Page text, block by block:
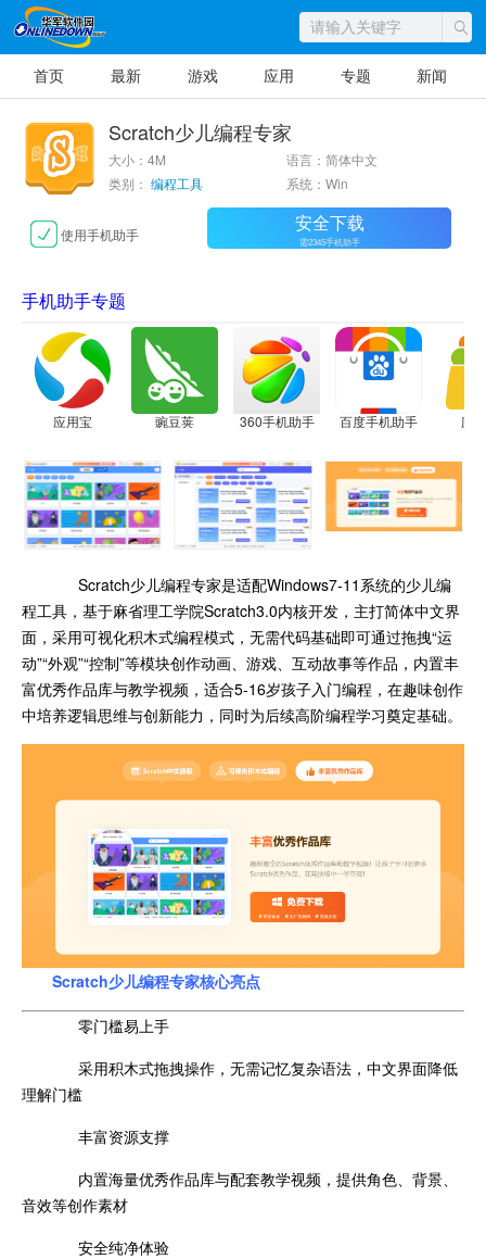
首页 最新 游戏 应用 专题 新闻
Scratch少儿编程专家
大小：4M
语言：简体中文
类别： 编程工具 系统：Win
使用手机助手 安全下载
需2345手机助手
手机助手专题
应用宝 豌豆荚 360手机助手 百度手机助手 应
Scratch少儿编程专家是适配Windows7-11系统的少儿编
程工具，基于麻省理工学院Scratch3.0内核开发，主打简体中文界
面，采用可视化积木式编程模式，无需代码基础即可通过拖拽“运
动”“外观”“控制”等模块创作动画、游戏、互动故事等作品，内置丰
富优秀作品库与教学视频，适合5-16岁孩子入门编程，在趣味创作
中培养逻辑思维与创新能力，同时为后续高阶编程学习奠定基础。
Scratch少儿编程专家核心亮点
零门槛易上手
采用积木式拖拽操作，无需记忆复杂语法，中文界面降低
理解门槛
丰富资源支撑
内置海量优秀作品库与配套教学视频，提供角色、背景、
音效等创作素材
安全纯净体验